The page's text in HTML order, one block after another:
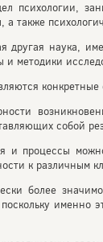
психологии,
также
другая наука,
и методики
собой
и процессы
к различным
более
именно